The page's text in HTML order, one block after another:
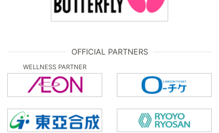
OFFICIAL PARTNERS
WELLNESS PARTNER